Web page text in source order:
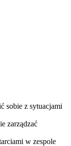
sobie z sytuacjami
zarządzać
w zespole